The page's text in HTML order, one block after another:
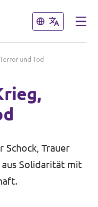
Schließen
Shop
Schließen
und Tod
Schock, Trauer
Solidarität mit